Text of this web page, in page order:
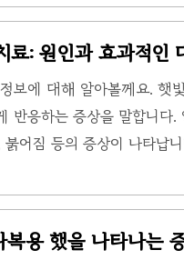
상, 그리고 대처법에 대해
털 자체보다는 강아지의
지가 자주 침을 흘리거나
다가 사람의 호흡기로 들어
료: 원인과 효과적인
보에 대해 알아볼께요. 햇
반응하는 증상을 말합니다
어짐 등의 증상이 나타납
완치하는 방법은 없지만, 효
옷, 모자, 선글라스 착용햇
복용 했을 나타나는